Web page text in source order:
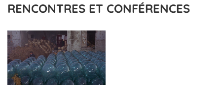
RENCONTRES ET CONFÉRENCES